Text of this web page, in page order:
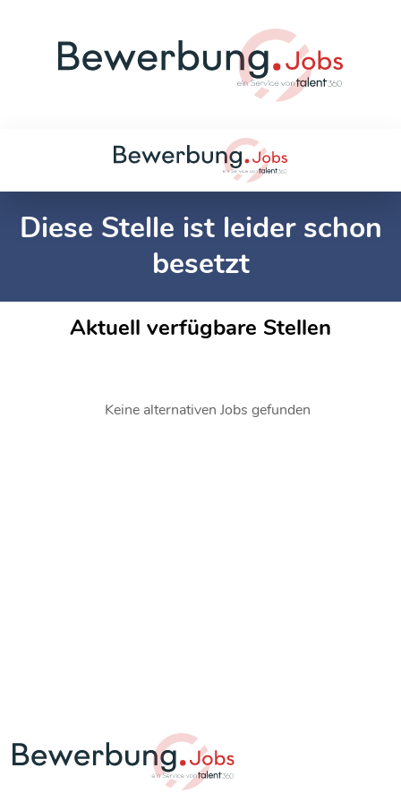
Diese Stelle ist leider schon
besetzt
Aktuell verfügbare Stellen
Keine alternativen Jobs gefunden